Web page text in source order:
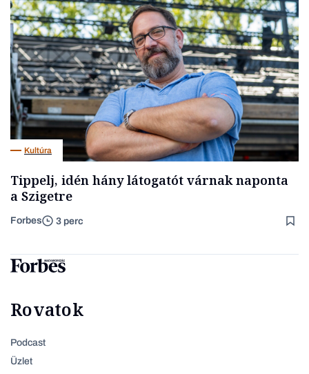
Kultúra
Tippelj, idén hány látogatót várnak naponta
a Szigetre
Forbes 3 perc
Rovatok
Podcast
Üzlet